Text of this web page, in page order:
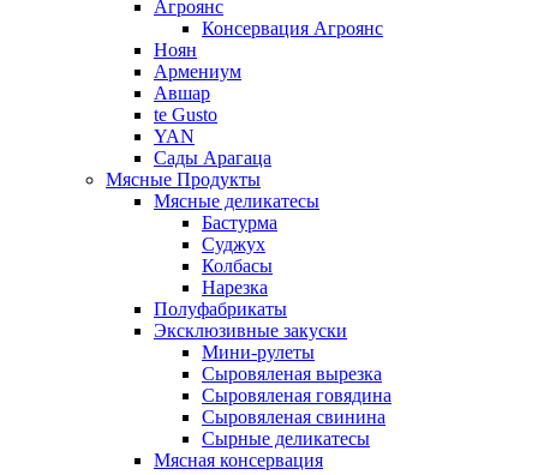
Агроянс
Консервация Агроянс
Ноян
Армениум
Авшар
te Gusto
YAN
Сады Арагаца
Мясные Продукты
Мясные деликатесы
Бастурма
Суджух
Колбасы
Нарезка
Полуфабрикаты
Эксклюзивные закуски
Мини-рулеты
Сыровяленая вырезка
Сыровяленая говядина
Сыровяленая свинина
Сырные деликатесы
Мясная консервация